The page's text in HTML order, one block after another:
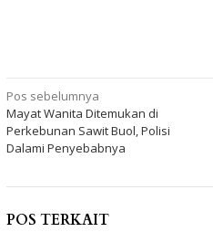
Navigasi
pos
Pos sebelumnya
Mayat Wanita Ditemukan di
Perkebunan Sawit Buol, Polisi
Dalami Penyebabnya
POS TERKAIT